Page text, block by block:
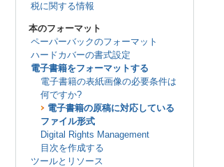
税に関する情報
本のフォーマット
ペーパーバックのフォーマット
ハードカバーの書式設定
電子書籍をフォーマットする
電子書籍の表紙画像の必要条件は
何ですか?
電子書籍の原稿に対応している
ファイル形式
Digital Rights Management
目次を作成する
ツールとリソース